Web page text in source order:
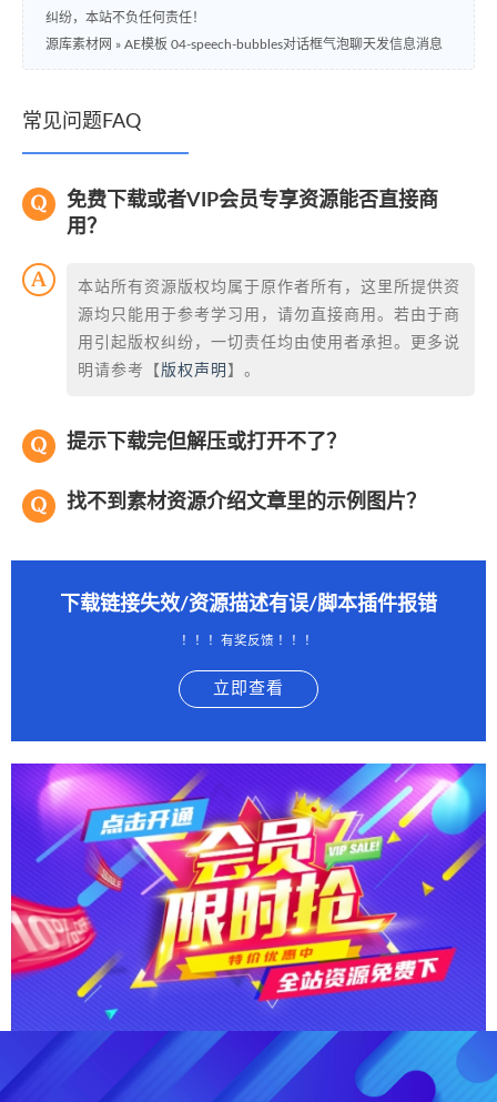
纠纷，本站不负任何责任！
源库素材网 » AE模板 04-speech-bubbles对话框气泡聊天发信息消息
常见问题FAQ
免费下载或者VIP会员专享资源能否直接商
用？
本站所有资源版权均属于原作者所有，这里所提供资
源均只能用于参考学习用，请勿直接商用。若由于商
用引起版权纠纷，一切责任均由使用者承担。更多说
明请参考【 版权声明 】。
提示下载完但解压或打开不了？
找不到素材资源介绍文章里的示例图片？
下载链接失效/资源描述有误/脚本插件报错
！！！有奖反馈 ！！！
立即查看